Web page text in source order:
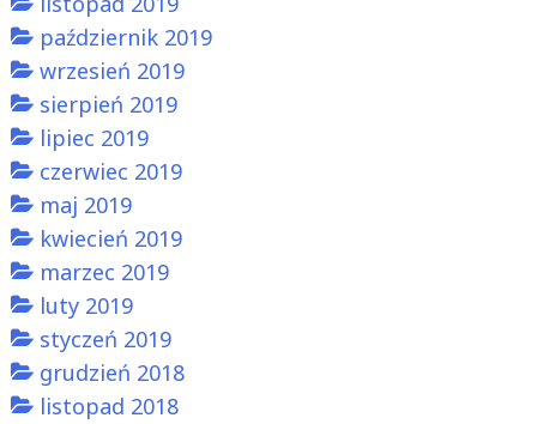
październik 2019
wrzesień 2019
sierpień 2019
lipiec 2019
czerwiec 2019
maj 2019
kwiecień 2019
marzec 2019
luty 2019
styczeń 2019
grudzień 2018
listopad 2018